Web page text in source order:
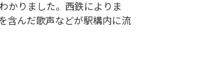
かりました。西鉄によりま
含んだ歌声などが駅構内に流